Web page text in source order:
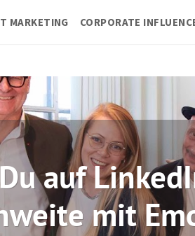
MARKETING CORPORATE
LinkedIn
mit